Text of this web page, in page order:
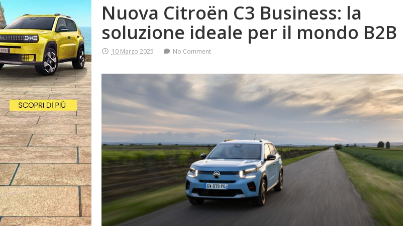
Nuova Citroën C3 Business: la
soluzione ideale per il mondo B2B
10 Marzo 2025 No Comment